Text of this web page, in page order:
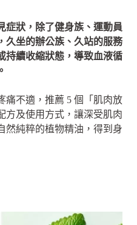
症狀，除了健身族、運動員
久坐的辦公族、久站的服務
持續收縮狀態，導致血液循
痛不適，推薦 5 個「肌肉放
方及使用方式，讓深受肌肉
然純粹的植物精油，得到身